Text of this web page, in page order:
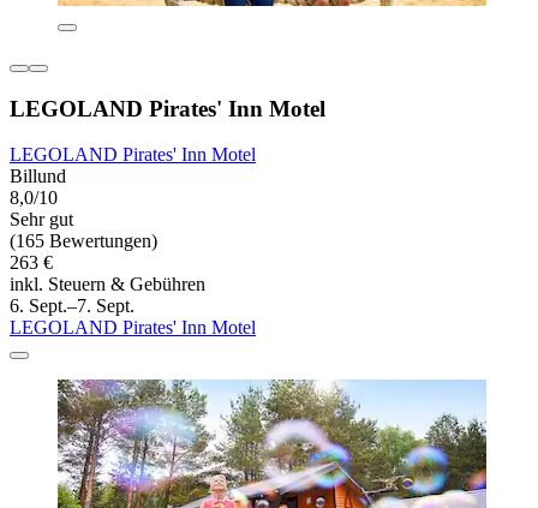
LEGOLAND Pirates' Inn Motel
LEGOLAND Pirates' Inn Motel
Billund
8,0/10
Sehr gut
(165 Bewertungen)
263 €
inkl. Steuern & Gebühren
6. Sept.–7. Sept.
LEGOLAND Pirates' Inn Motel